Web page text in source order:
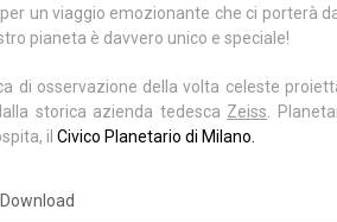
un viaggio emozionante che ci porterà
pianeta è davvero unico e speciale!
di osservazione della volta celeste
storica azienda tedesca Zeiss .
il Civico Planetario di Milano.
Download